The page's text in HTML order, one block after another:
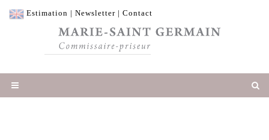
Estimation | Newsletter | Contact